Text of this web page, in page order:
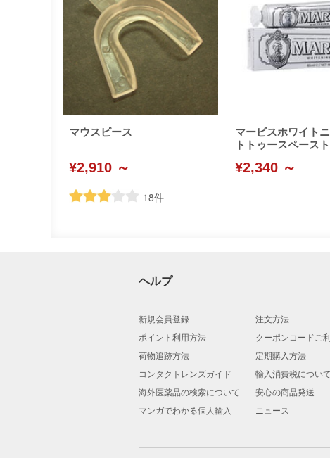
マウスピース
¥2,910 ～
18件
マービスホワイト
トトゥースペース
¥2,340 ～
ヘルプ
新規会員登録 注文方法
ポイント利用方法
クーポンコードご
荷物追跡方法
定期購入方法
コンタクトレンズガイド
輸入消費税について
海外医薬品の検索について
安心の商品発送
マンガでわかる個人輸入
ニュース